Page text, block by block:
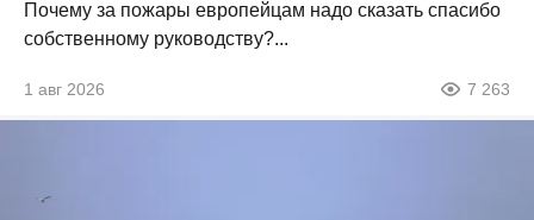
Почему за пожары европейцам надо сказать спасибо
собственному руководству?...
1 авг 2026 7 263